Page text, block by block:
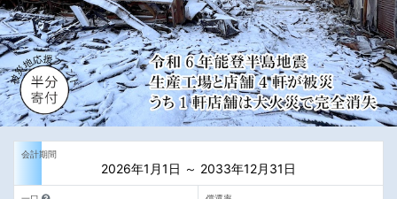
会計期間
2026年1月1日 ～ 2033年12月31日